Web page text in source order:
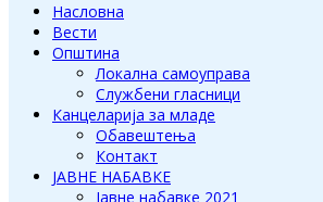
Насловна
Вести
Општина
Локална самоуправа
Службени гласници
Канцеларија за младе
Обавештења
Контакт
ЈАВНЕ НАБАВКЕ
Јавне набавке 2021